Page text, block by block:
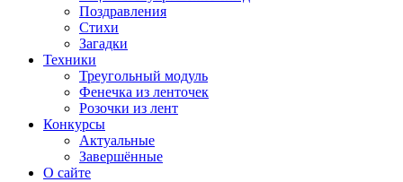
Поздравления
Стихи
Загадки
Техники
Треугольный модуль
Фенечка из ленточек
Розочки из лент
Конкурсы
Актуальные
Завершённые
О сайте